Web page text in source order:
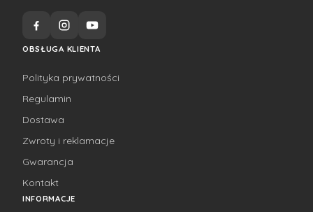
OBSŁUGA KLIENTA
Polityka prywatności
Regulamin
Dostawa
Zwroty i reklamacje
Gwarancja
Kontakt
INFORMACJE